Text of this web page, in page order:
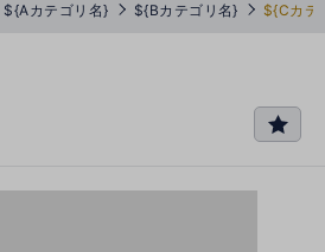
${Aカテゴリ名} ${Bカテゴリ名} ${Cカテ
favo